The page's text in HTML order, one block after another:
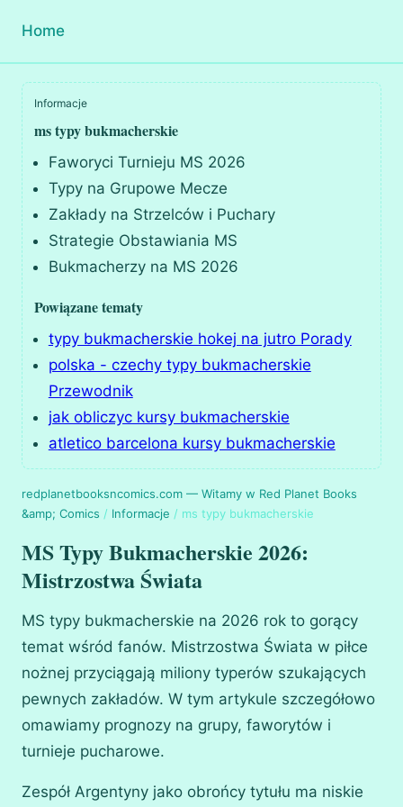
Home
Informacje
ms typy bukmacherskie
Faworyci Turnieju MS 2026
Typy na Grupowe Mecze
Zakłady na Strzelców i Puchary
Strategie Obstawiania MS
Bukmacherzy na MS 2026
Powiązane tematy
typy bukmacherskie hokej na jutro Porady
polska - czechy typy bukmacherskie
Przewodnik
jak obliczyc kursy bukmacherskie
atletico barcelona kursy bukmacherskie
redplanetbooksncomics.com — Witamy w Red Planet Books
&amp; Comics / Informacje / ms typy bukmacherskie
MS Typy Bukmacherskie 2026:
Mistrzostwa Świata
MS typy bukmacherskie na 2026 rok to gorący
temat wśród fanów. Mistrzostwa Świata w piłce
nożnej przyciągają miliony typerów szukających
pewnych zakładów. W tym artykule szczegółowo
omawiamy prognozy na grupy, faworytów i
turnieje pucharowe.
Zespół Argentyny jako obrońcy tytułu ma niskie